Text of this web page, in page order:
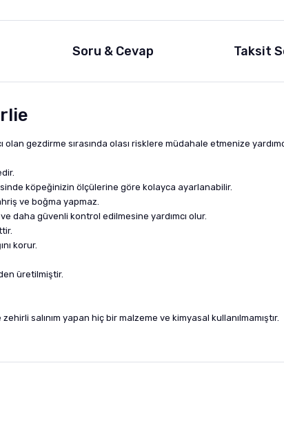
Soru & Cevap Taksit
olan gezdirme sırasında olası risklere müdahale etmenize
köpeğinizin ölçülerine göre kolayca ayarlanabilir.
ve boğma yapmaz.
daha güvenli kontrol edilmesine yardımcı olur.
korur.
üretilmiştir.
salınım yapan hiç bir malzeme ve kimyasal kullanılmamıştır.